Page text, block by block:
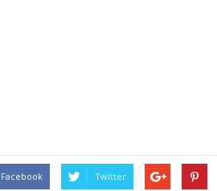
Facebook Twitter